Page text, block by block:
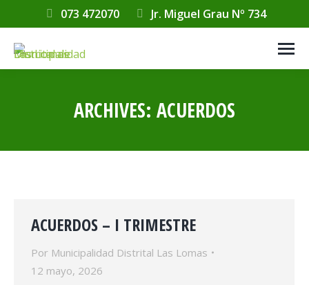
073 472070 Jr. Miguel Grau Nº 734
ARCHIVES: ACUERDOS
ACUERDOS – I TRIMESTRE
Por Municipalidad Distrital Las Lomas
12 mayo, 2026